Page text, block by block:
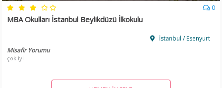
0
MBA Okulları İstanbul Beylikdüzü İlkokulu
İstanbul / Esenyurt
Misafir Yorumu
çok iyi